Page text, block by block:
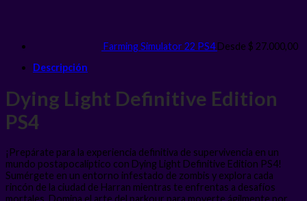
Farming Simulator 22 PS4 Desde $ 27.000,00
Descripción
Dying Light Definitive Edition
PS4
¡Prepárate para la experiencia definitiva de supervivencia en un
mundo postapocalíptico con Dying Light Definitive Edition PS4!
Sumérgete en un entorno infestado de zombis y explora cada
rincón de la ciudad de Harran mientras te enfrentas a desafíos
mortales. Domina el arte del parkour para moverte ágilmente por